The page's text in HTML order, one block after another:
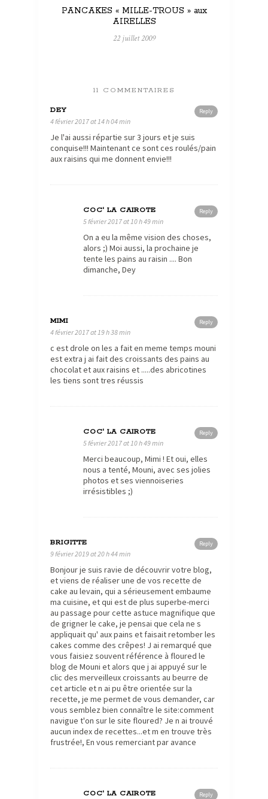
PANCAKES « MILLE-TROUS » aux
AIRELLES
22 juillet 2009
11 COMMENTAIRES
Reply
DEY
4 février 2017 at 14 h 04 min
Je l'ai aussi répartie sur 3 jours et je suis
conquise!!! Maintenant ce sont ces roulés/pain
aux raisins qui me donnent envie!!!
Reply
COC' LA CAIROTE
5 février 2017 at 10 h 49 min
On a eu la même vision des choses,
alors ;) Moi aussi, la prochaine je
tente les pains au raisin .... Bon
dimanche, Dey
Reply
MIMI
4 février 2017 at 19 h 38 min
c est drole on les a fait en meme temps mouni
est extra j ai fait des croissants des pains au
chocolat et aux raisins et .....des abricotines
les tiens sont tres réussis
Reply
COC' LA CAIROTE
5 février 2017 at 10 h 49 min
Merci beaucoup, Mimi ! Et oui, elles
nous a tenté, Mouni, avec ses jolies
photos et ses viennoiseries
irrésistibles ;)
Reply
BRIGITTE
9 février 2019 at 20 h 44 min
Bonjour je suis ravie de découvrir votre blog,
et viens de réaliser une de vos recette de
cake au levain, qui a sérieusement embaume
ma cuisine, et qui est de plus superbe-merci
au passage pour cette astuce magnifique que
de grigner le cake, je pensai que cela ne s
appliquait qu' aux pains et faisait retomber les
cakes comme des crêpes! J ai remarqué que
vous faisiez souvent référence à floured le
blog de Mouni et alors que j ai appuyé sur le
clic des merveilleux croissants au beurre de
cet article et n ai pu être orientée sur la
recette, je me permet de vous demander, car
vous semblez bien connaître le site:comment
navigue t'on sur le site floured? Je n ai trouvé
aucun index de recettes...et m en trouve très
frustrée!, En vous remerciant par avance
Reply
COC' LA CAIROTE